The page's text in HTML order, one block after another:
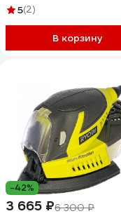
Вт, подсветка DWB-500
5(2)
В корзину
-42%
3 665 ₽6 300 ₽